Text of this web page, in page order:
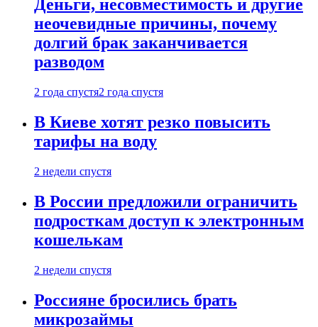
Деньги, несовместимость и другие
неочевидные причины, почему
долгий брак заканчивается
разводом
2 года спустя2 года спустя
В Киеве хотят резко повысить
тарифы на воду
2 недели спустя
В России предложили ограничить
подросткам доступ к электронным
кошелькам
2 недели спустя
Россияне бросились брать
микрозаймы